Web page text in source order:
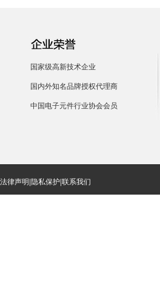
国家级高新技术企业
国内外知名品牌授权代理商
中国电子元件行业协会会员
法律声明|隐私保护|联系我们